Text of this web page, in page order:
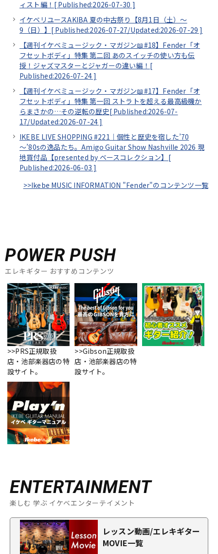
ィスト編！[ Published:2026-07-30 ]
イケベリユースAKIBA 夏の中古祭り【8月1日（土）～
9（日）】[ Published:2026-07-27/Updated:2026-07-29 ]
【週刊イケベミュージック・マガジン📖#18】Fender「オ
フセットボディ」特集 第二回 あのスイッチの使い方も伝
授！ジャズマスターとジャガーの違い編！[
Published:2026-07-24 ]
【週刊イケベミュージック・マガジン📖#17】Fender「オ
フセットボディ」特集 第一回 ストラトを超える最高級機か
らまさかの…その逆転の歴史[ Published:2026-07-
17/Updated:2026-07-24 ]
IKEBE LIVE SHOPPING #221｜個性と歴史を宿した’70
～’80sの逸品たち。Amigo Guitar Show Nashville 2026 現
地買付品【presented by ベースコレクション】[
Published:2026-06-03 ]
>>Ikebe MUSIC INFORMATION "Fender"のコンテンツ一覧
POWER PUSH
エレキギター おすすめコンテンツ
>>PRS正規取扱
店・池部楽器店の特
設サイト。
>>Gibson正規取扱
店・池部楽器店の特
設サイト。
ENTERTAINMENT
楽しむ 学ぶ イケベエンターテイメント
レッスン動画/エレキギター
MOVIE一覧